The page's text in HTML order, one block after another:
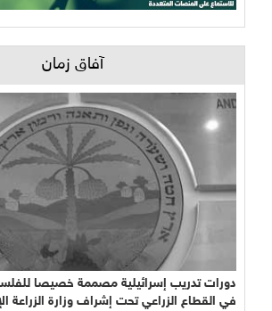
آفاق زمان
دورات تدريب إسرائيلية مصممة خصيصا
في القطاع الزراعي تحت إشراف وزارة الزراعة